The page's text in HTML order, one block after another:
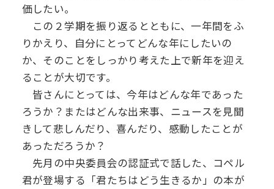
PTA
後援会
アクセス
価したい。
この２学期を振り返るとともに、一年間をふ
りかえり、自分にとってどんな年にしたいの
か、そのことをしっかり考えた上で新年を迎え
ることが大切です。
皆さんにとっては、今年はどんな年であった
ろうか？またはどんな出来事、ニュースを見聞
きして悲しんだり、喜んだり、感動したことが
あっただろうか？
先月の中央委員会の認証式で話した、コペル
君が登場する「君たちはどう生きるか」の本が